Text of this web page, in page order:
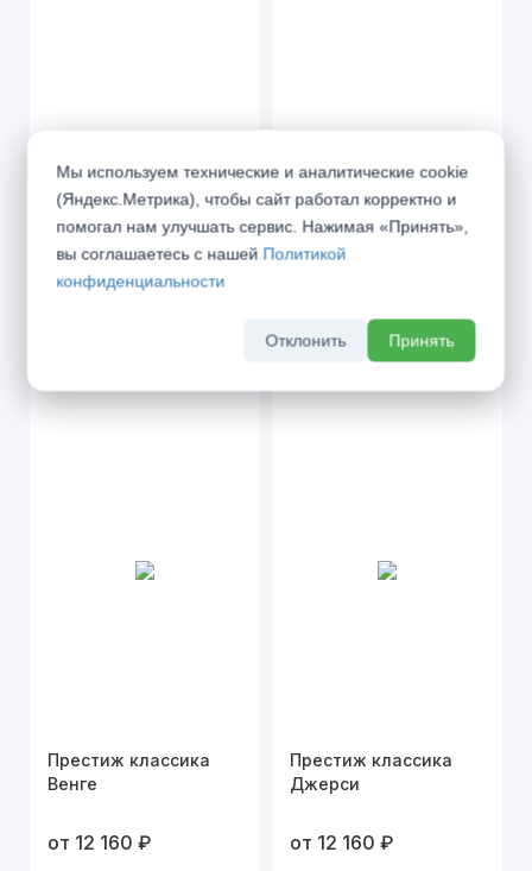
молдингом Джерси
от 12 725 ₽
молдингом Сандал
от 12 725 ₽
Престиж классика
Венге
от 12 160 ₽
Престиж классика
Джерси
от 12 160 ₽
Мы используем технические и аналитические cookie
(Яндекс.Метрика), чтобы сайт работал корректно и
помогал нам улучшать сервис. Нажимая «Принять»,
вы соглашаетесь с нашей Политикой
конфиденциальности
Отклонить Принять